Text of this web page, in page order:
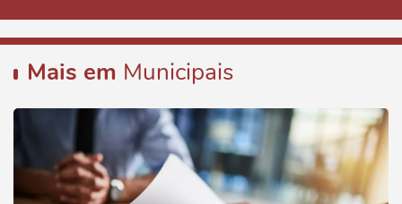
Mais em Municipais